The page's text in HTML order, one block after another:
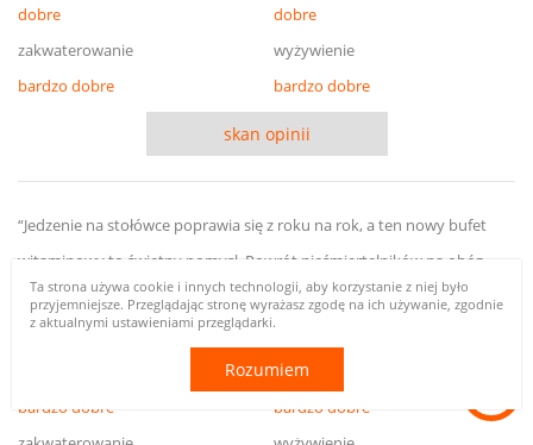
Ta strona używa cookie i innych technologii, aby korzystanie z niej było
przyjemniejsze. Przeglądając stronę wyrażasz zgodę na ich używanie, zgodnie
z aktualnymi ustawieniami przeglądarki.
Rozumiem
dobre
dobre
zakwaterowanie
bardzo dobre
wyżywienie
bardzo dobre
skan opinii
“Jedzenie na stołówce poprawia się z roku na rok, a ten nowy bufet
witaminowy to świetny pomysł. Powrót nieśmiertelników na obóz
militarny. Cudowni wychowawcy obozu herosów.”
Emilia 16 lat
bardzo dobre
atrakcje
bardzo dobre